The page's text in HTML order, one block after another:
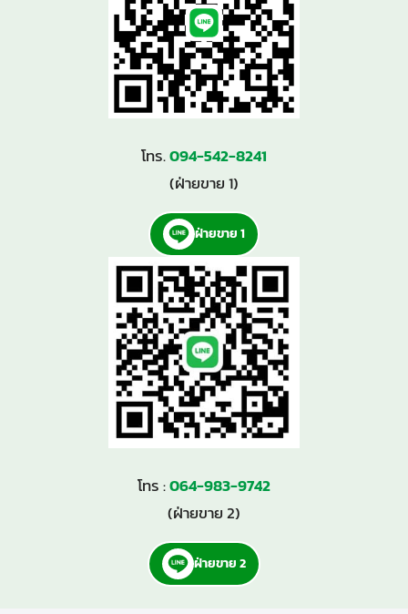
โทร.094-542-8241
(ฝ่ายขาย 1)
ฝ่ายขาย 1
โทร :064-983-9742
(ฝ่ายขาย 2)
ฝ่ายขาย 2